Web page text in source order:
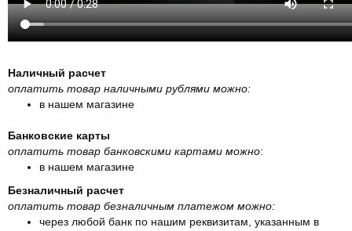
Наличный расчет
оплатить товар наличными рублями можно:
в нашем магазине
Банковские карты
оплатить товар банковскими картами можно:
в нашем магазине
Безналичный расчет
оплатить товар безналичным платежом можно:
через любой банк по нашим реквизитам, указанным в